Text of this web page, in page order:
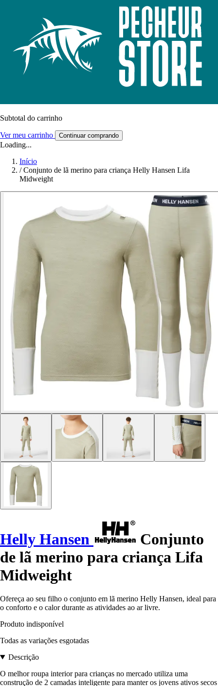
Subtotal do carrinho
Ver meu carrinho Continuar comprando
Loading...
Início
/ Conjunto de lã merino para criança Helly Hansen Lifa
Midweight
Helly Hansen
Conjunto
de lã merino para criança Lifa
Midweight
Ofereça ao seu filho o conjunto em lã merino Helly Hansen, ideal para
o conforto e o calor durante as atividades ao ar livre.
Produto indisponível
Todas as variações esgotadas
Descrição
O melhor roupa interior para crianças no mercado utiliza uma
construção de 2 camadas inteligente para manter os jovens ativos secos